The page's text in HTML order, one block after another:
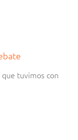
tuvimos con